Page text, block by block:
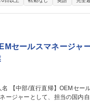
れに基づくリソース配分最適化 等 募集職種
/年間休日124日
セールスマネージ
ージャーとして、担当の国内